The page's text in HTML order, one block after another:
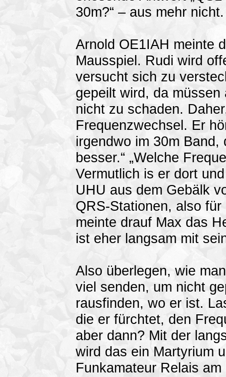
30m?“ – aus mehr
Arnold OE1IAH meinte
Mausspiel. Rudi wird
versucht sich zu
gepeilt wird, da
nicht zu schaden.
Frequenzwechsel. Er
irgendwo im 30m
besser.“ „Welche
Vermutlich is er dort
UHU aus dem Gebälk
QRS-Stationen, also
meinte drauf Max das
ist eher langsam mit
Also überlegen, wie
viel senden, um nicht
rausfinden, wo er ist.
die er fürchtet, den
aber dann? Mit der
wird das ein Martyrium
Funkamateur Relais